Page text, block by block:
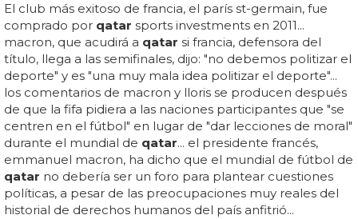
El club más exitoso de francia, el parís st-germain, fue
comprado por qatar sports investments en 2011...
macron, que acudirá a qatar si francia, defensora del
título, llega a las semifinales, dijo: "no debemos politizar el
deporte" y es "una muy mala idea politizar el deporte"...
los comentarios de macron y lloris se producen después
de que la fifa pidiera a las naciones participantes que "se
centren en el fútbol" en lugar de "dar lecciones de moral"
durante el mundial de qatar... el presidente francés,
emmanuel macron, ha dicho que el mundial de fútbol de
qatar no debería ser un foro para plantear cuestiones
políticas, a pesar de las preocupaciones muy reales del
historial de derechos humanos del país anfitrió...